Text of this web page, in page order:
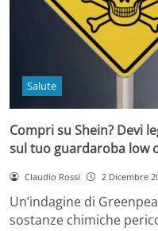
Salute
Compri su Shein? Devi
sul tuo guardaroba low
Claudio Rossi 2 Dicembre
Un’indagine di
sostanze chimiche